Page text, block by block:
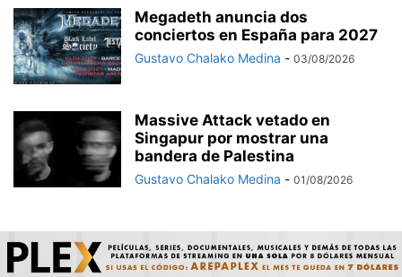
Megadeth anuncia dos
conciertos en España para 2027
Gustavo Chalako Medina - 03/08/2026
Massive Attack vetado en
Singapur por mostrar una
bandera de Palestina
Gustavo Chalako Medina - 01/08/2026